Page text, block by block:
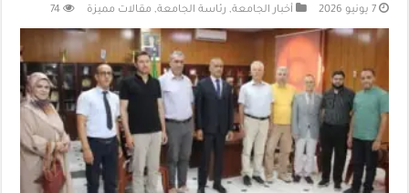
7 يونيو 2026 أخبار الجامعة, رئاسة الجامعة, مقالات مميزة 74